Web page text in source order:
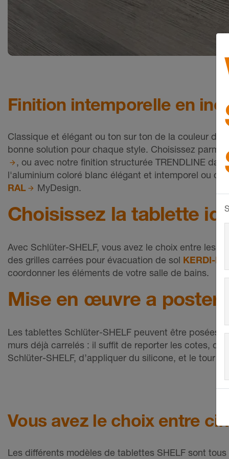
Finition intemporelle en
Classique et élégant ou ton sur ton de la couleur de
bonne solution pour chaque style. Choisissez parmi
, ou avec notre finition structurée TRENDLINE
l'aluminium coloré blanc élégant et intemporel ou
RAL
MyDesign.
Choisissez la tablette
Avec Schlüter-SHELF, vous avez le choix entre les
des grilles carrées pour évacuation de sol KERDI-
coordonner les éléments de votre salle de bains.
Mise en œuvre a
Les tablettes Schlüter-SHELF peuvent être posées
murs déjà carrelés : il suffit de reporter les cotes,
Schlüter-SHELF, d’appliquer du silicone, et le tour est
Vous avez le choix entre
Les différents modèles de tablettes SHELF sont